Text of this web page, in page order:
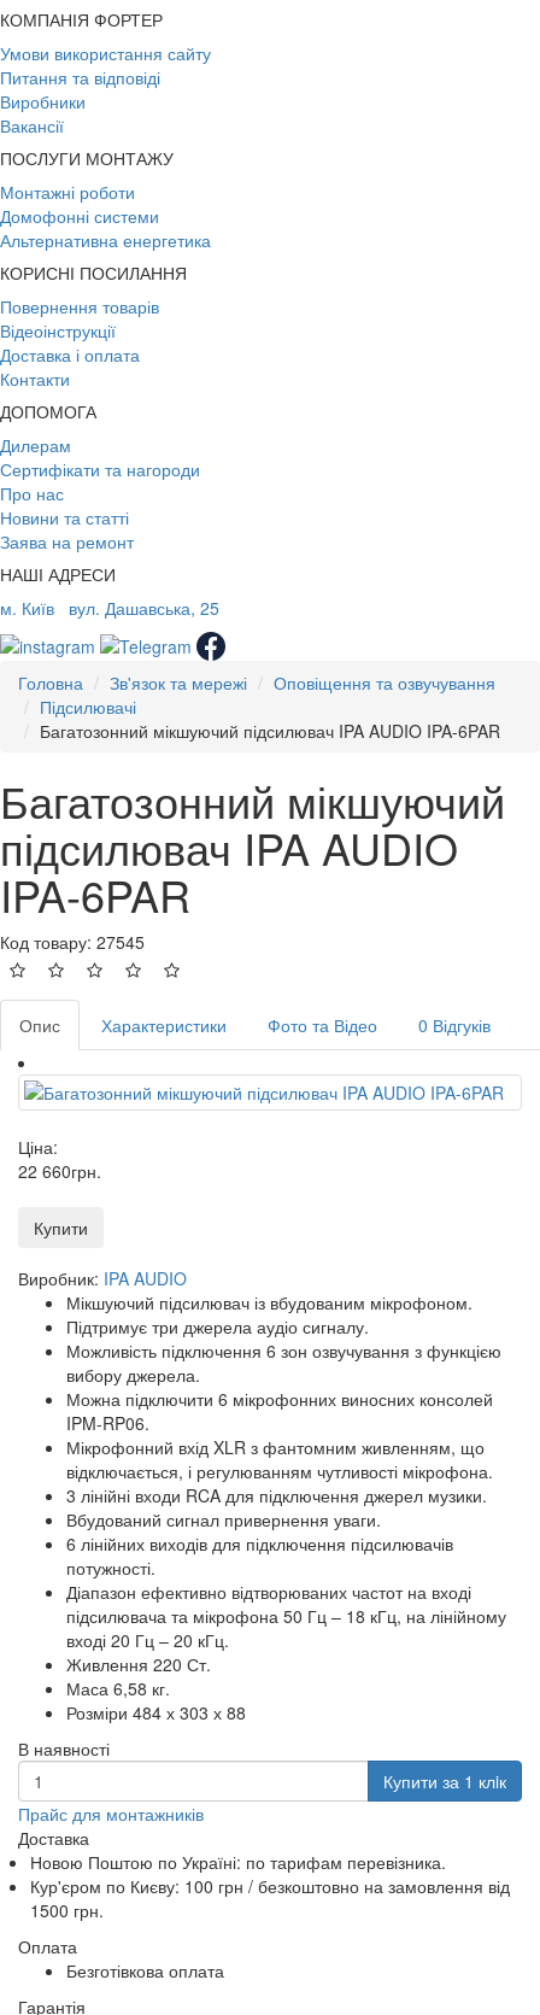
КОМПАНІЯ ФОРТЕР
Умови використання сайту
Питання та відповіді
Виробники
Вакансії
ПОСЛУГИ МОНТАЖУ
Монтажні роботи
Домофонні системи
Альтернативна енергетика
КОРИСНІ ПОСИЛАННЯ
Повернення товарів
Відеоінструкції
Доставка і оплата
Контакти
ДОПОМОГА
Дилерам
Сертифікати та нагороди
Про нас
Новини та статті
Заява на ремонт
НАШІ АДРЕСИ
м. Київ
вул. Дашавська, 25
Головна Зв'язок та мережі
Оповіщення та озвучування
Підсилювачі
Багатозонний мікшуючий підсилювач IPA AUDIO IPA-6PAR
Багатозонний мікшуючий
підсилювач IPA AUDIO
IPA-6PAR
Код товару: 27545
Опис Характеристики Фото та Відео 0 Відгуків
Ціна:
22 660грн.
Купити
Виробник: IPA AUDIO
Мікшуючий підсилювач із вбудованим мікрофоном.
Підтримує три джерела аудіо сигналу.
Можливість підключення 6 зон озвучування з функцією
вибору джерела.
Можна підключити 6 мікрофонних виносних консолей
IPM-RP06.
Мікрофонний вхід XLR з фантомним живленням, що
відключається, і регулюванням чутливості мікрофона.
3 лінійні входи RCA для підключення джерел музики.
Вбудований сигнал привернення уваги.
6 лінійних виходів для підключення підсилювачів
потужності.
Діапазон ефективно відтворюваних частот на вході
підсилювача та мікрофона 50 Гц – 18 кГц, на лінійному
вході 20 Гц – 20 кГц.
Живлення 220 Ст.
Маса 6,58 кг.
Розміри 484 х 303 х 88
В наявності
Купити за 1 клiк
Прайс для монтажників
Доставка
Новою Поштою по Україні: по тарифам перевізника.
Кур'єром по Києву: 100 грн / безкоштовно на замовлення від
1500 грн.
Оплата
Безготівкова оплата
Гарантія